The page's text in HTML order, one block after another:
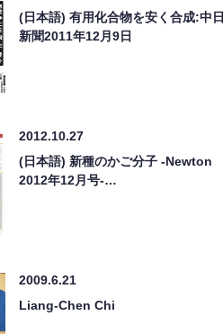
(日本語) 有用化合物を安く合成:中日
新聞2011年12月9日
2012.10.27
(日本語) 新種のかご分子 -Newton
2012年12月号-…
2009.6.21
Liang-Chen Chi